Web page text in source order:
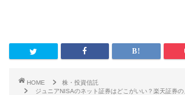
HOME
株・投資信託
ジュニアNISAのネット証券はどこがいい？楽天証券